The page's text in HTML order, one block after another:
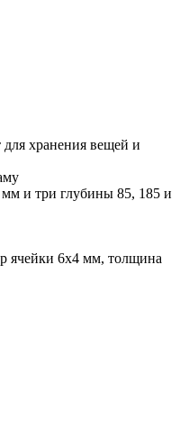
для хранения вещей и
и три глубины 85, 185 и
ячейки 6х4 мм, толщина